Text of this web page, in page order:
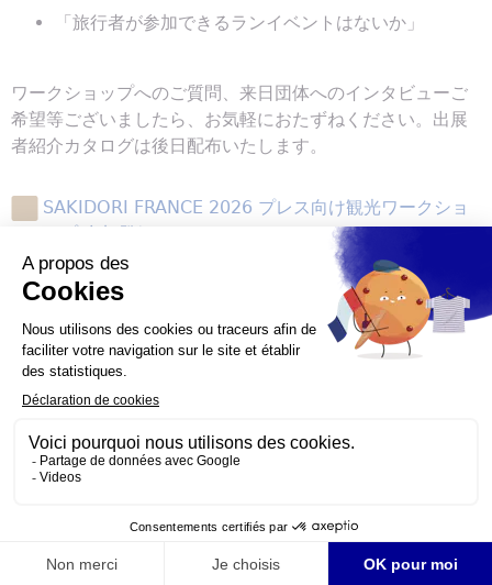
「旅行者が参加できるランイベントはないか」
ワークショップへのご質問、来日団体へのインタビューご
希望等ございましたら、お気軽におたずねください。出展
者紹介カタログは後日配布いたします。
SAKIDORI FRANCE 2026 プレス向け観光ワークショ
出展者カタログ
Contact
広報部
presse.jp@atout-france.fr